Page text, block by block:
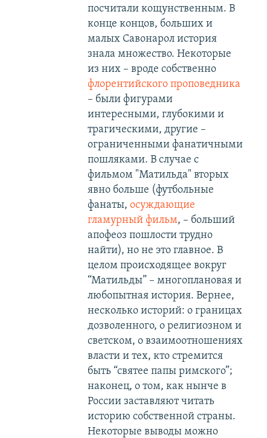
посчитали кощунственным. В
конце концов, больших и
малых Савонарол история
знала множество. Некоторые
из них – вроде собственно
флорентийского проповедника
– были фигурами
интересными, глубокими и
трагическими, другие –
ограниченными фанатичными
пошляками. В случае с
фильмом "Матильда" вторых
явно больше (футбольные
фанаты, осуждающие
гламурный фильм, – больший
апофеоз пошлости трудно
найти), но не это главное. В
целом происходящее вокруг
“Матильды” – многоплановая и
любопытная история. Вернее,
несколько историй: о границах
дозволенного, о религиозном и
светском, о взаимоотношениях
власти и тех, кто стремится
быть “святее папы римского”;
наконец, о том, как нынче в
России заставляют читать
историю собственной страны.
Некоторые выводы можно